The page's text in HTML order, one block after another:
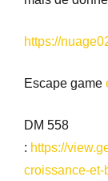
https://
Escape game
DM 558
: https://
croissance-et-